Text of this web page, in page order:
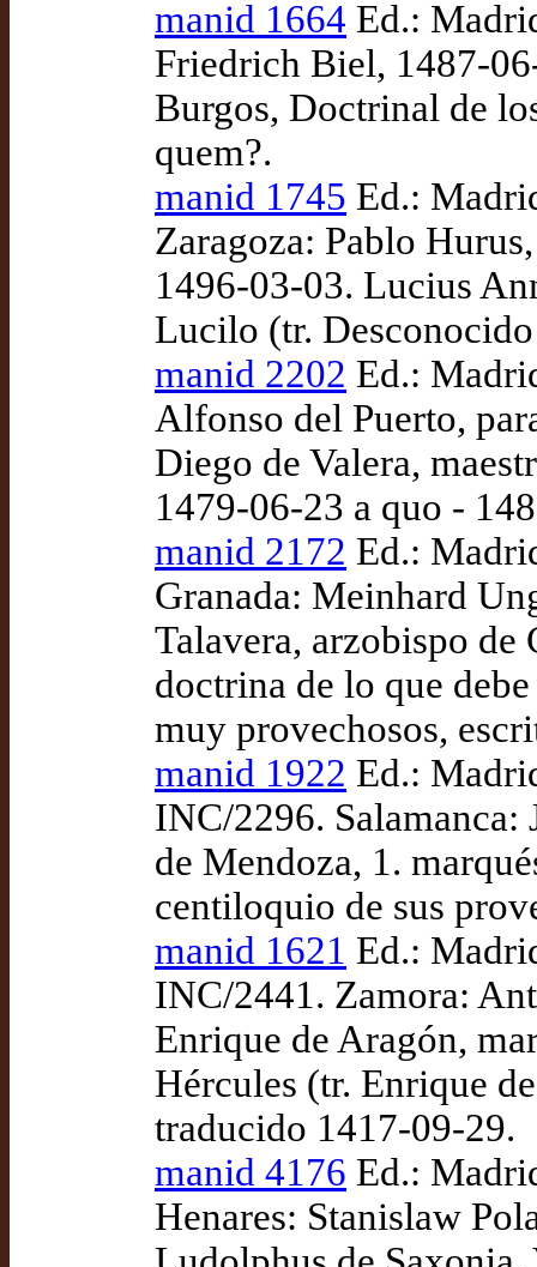
manid 1664 Ed.:
Friedrich Biel, 1487-
Burgos, Doctrinal de
quem?.
manid 1745 Ed.:
Zaragoza: Pablo
1496-03-03. Lucius
Lucilo (tr.
manid 2202 Ed.:
Alfonso del Puerto,
Diego de Valera,
1479-06-23 a quo -
manid 2172 Ed.:
Granada: Meinhard
Talavera, arzobispo de
doctrina de lo que
muy provechosos,
manid 1922 Ed.:
INC/2296. Salamanca:
de Mendoza, 1.
centiloquio de sus
manid 1621 Ed.:
INC/2441. Zamora:
Enrique de Aragón,
Hércules (tr. Enrique
traducido 1417-09-29.
manid 4176 Ed.:
Henares: Stanislaw